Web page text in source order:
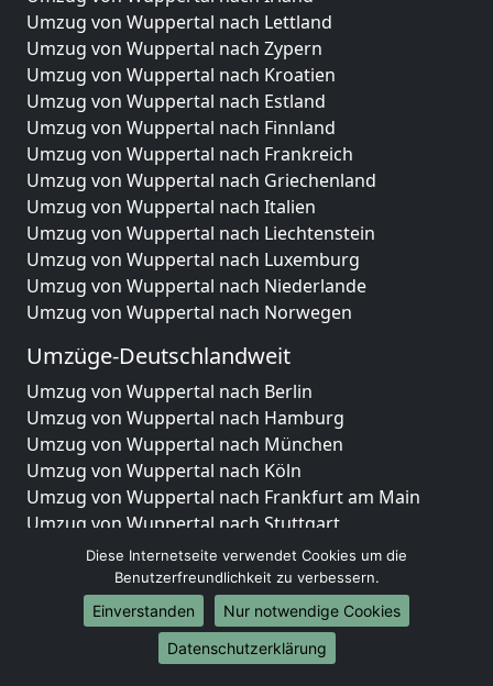
Umzug von Wuppertal nach Lettland
Umzug von Wuppertal nach Zypern
Umzug von Wuppertal nach Kroatien
Umzug von Wuppertal nach Estland
Umzug von Wuppertal nach Finnland
Umzug von Wuppertal nach Frankreich
Umzug von Wuppertal nach Griechenland
Umzug von Wuppertal nach Italien
Umzug von Wuppertal nach Liechtenstein
Umzug von Wuppertal nach Luxemburg
Umzug von Wuppertal nach Niederlande
Umzug von Wuppertal nach Norwegen
Umzüge-Deutschlandweit
Umzug von Wuppertal nach Berlin
Umzug von Wuppertal nach Hamburg
Umzug von Wuppertal nach München
Umzug von Wuppertal nach Köln
Umzug von Wuppertal nach Frankfurt am Main
Umzug von Wuppertal nach Stuttgart
Umzug von Wuppertal nach Düsseldorf
Umzug von Wuppertal nach Leipzig
Umzug von Wuppertal nach Dortmund
Umzug von Wuppertal nach Essen
Umzug von Wuppertal nach Bremen
Diese Internetseite verwendet Cookies um die
Benutzerfreundlichkeit zu verbessern.
Einverstanden
Nur notwendige Cookies
Datenschutzerklärung